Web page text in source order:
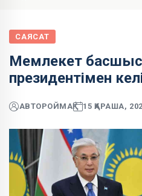
САЯСАТ
Мемлекет
президентімен
АВТОРОЙМАҚ 15 ҚАРАША,